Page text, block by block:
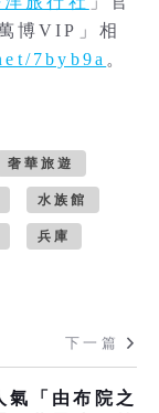
博VIP」相
7byb9a 。
奢華旅遊
水族館
兵庫
下一篇
氣「由布院之